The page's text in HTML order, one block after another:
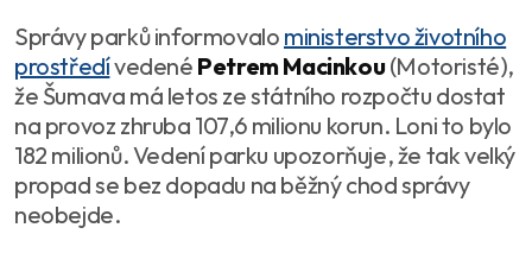
Správy parků informovalo ministerstvo životního
prostředívedené Petrem Macinkou(Motoristé),
že Šumava má letos ze státního rozpočtu dostat
na provoz zhruba 107,6 milionu korun. Loni to bylo
182 milionů. Vedení parku upozorňuje, že tak velký
propad se bez dopadu na běžný chod správy
neobejde.